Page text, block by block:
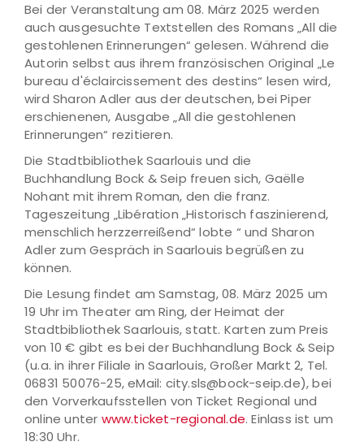
Bei der Veranstaltung am 08. März 2025 werden
auch ausgesuchte Textstellen des Romans „All die
gestohlenen Erinnerungen“ gelesen. Während die
Autorin selbst aus ihrem französischen Original „Le
bureau d'éclaircissement des destins“ lesen wird,
wird Sharon Adler aus der deutschen, bei Piper
erschienenen, Ausgabe „All die gestohlenen
Erinnerungen“ rezitieren.
Die Stadtbibliothek Saarlouis und die
Buchhandlung Bock & Seip freuen sich, Gaëlle
Nohant mit ihrem Roman, den die franz.
Tageszeitung „Libération „Historisch faszinierend,
menschlich herzzerreißend“ lobte “ und Sharon
Adler zum Gespräch in Saarlouis begrüßen zu
können.
Die Lesung findet am Samstag, 08. März 2025 um
19 Uhr im Theater am Ring, der Heimat der
Stadtbibliothek Saarlouis, statt. Karten zum Preis
von 10 € gibt es bei der Buchhandlung Bock & Seip
(u.a. in ihrer Filiale in Saarlouis, Großer Markt 2, Tel.
06831 50076-25, eMail: city.sls@bock-seip.de), bei
den Vorverkaufsstellen von Ticket Regional und
online unter www.ticket-regional.de. Einlass ist um
18:30 Uhr.